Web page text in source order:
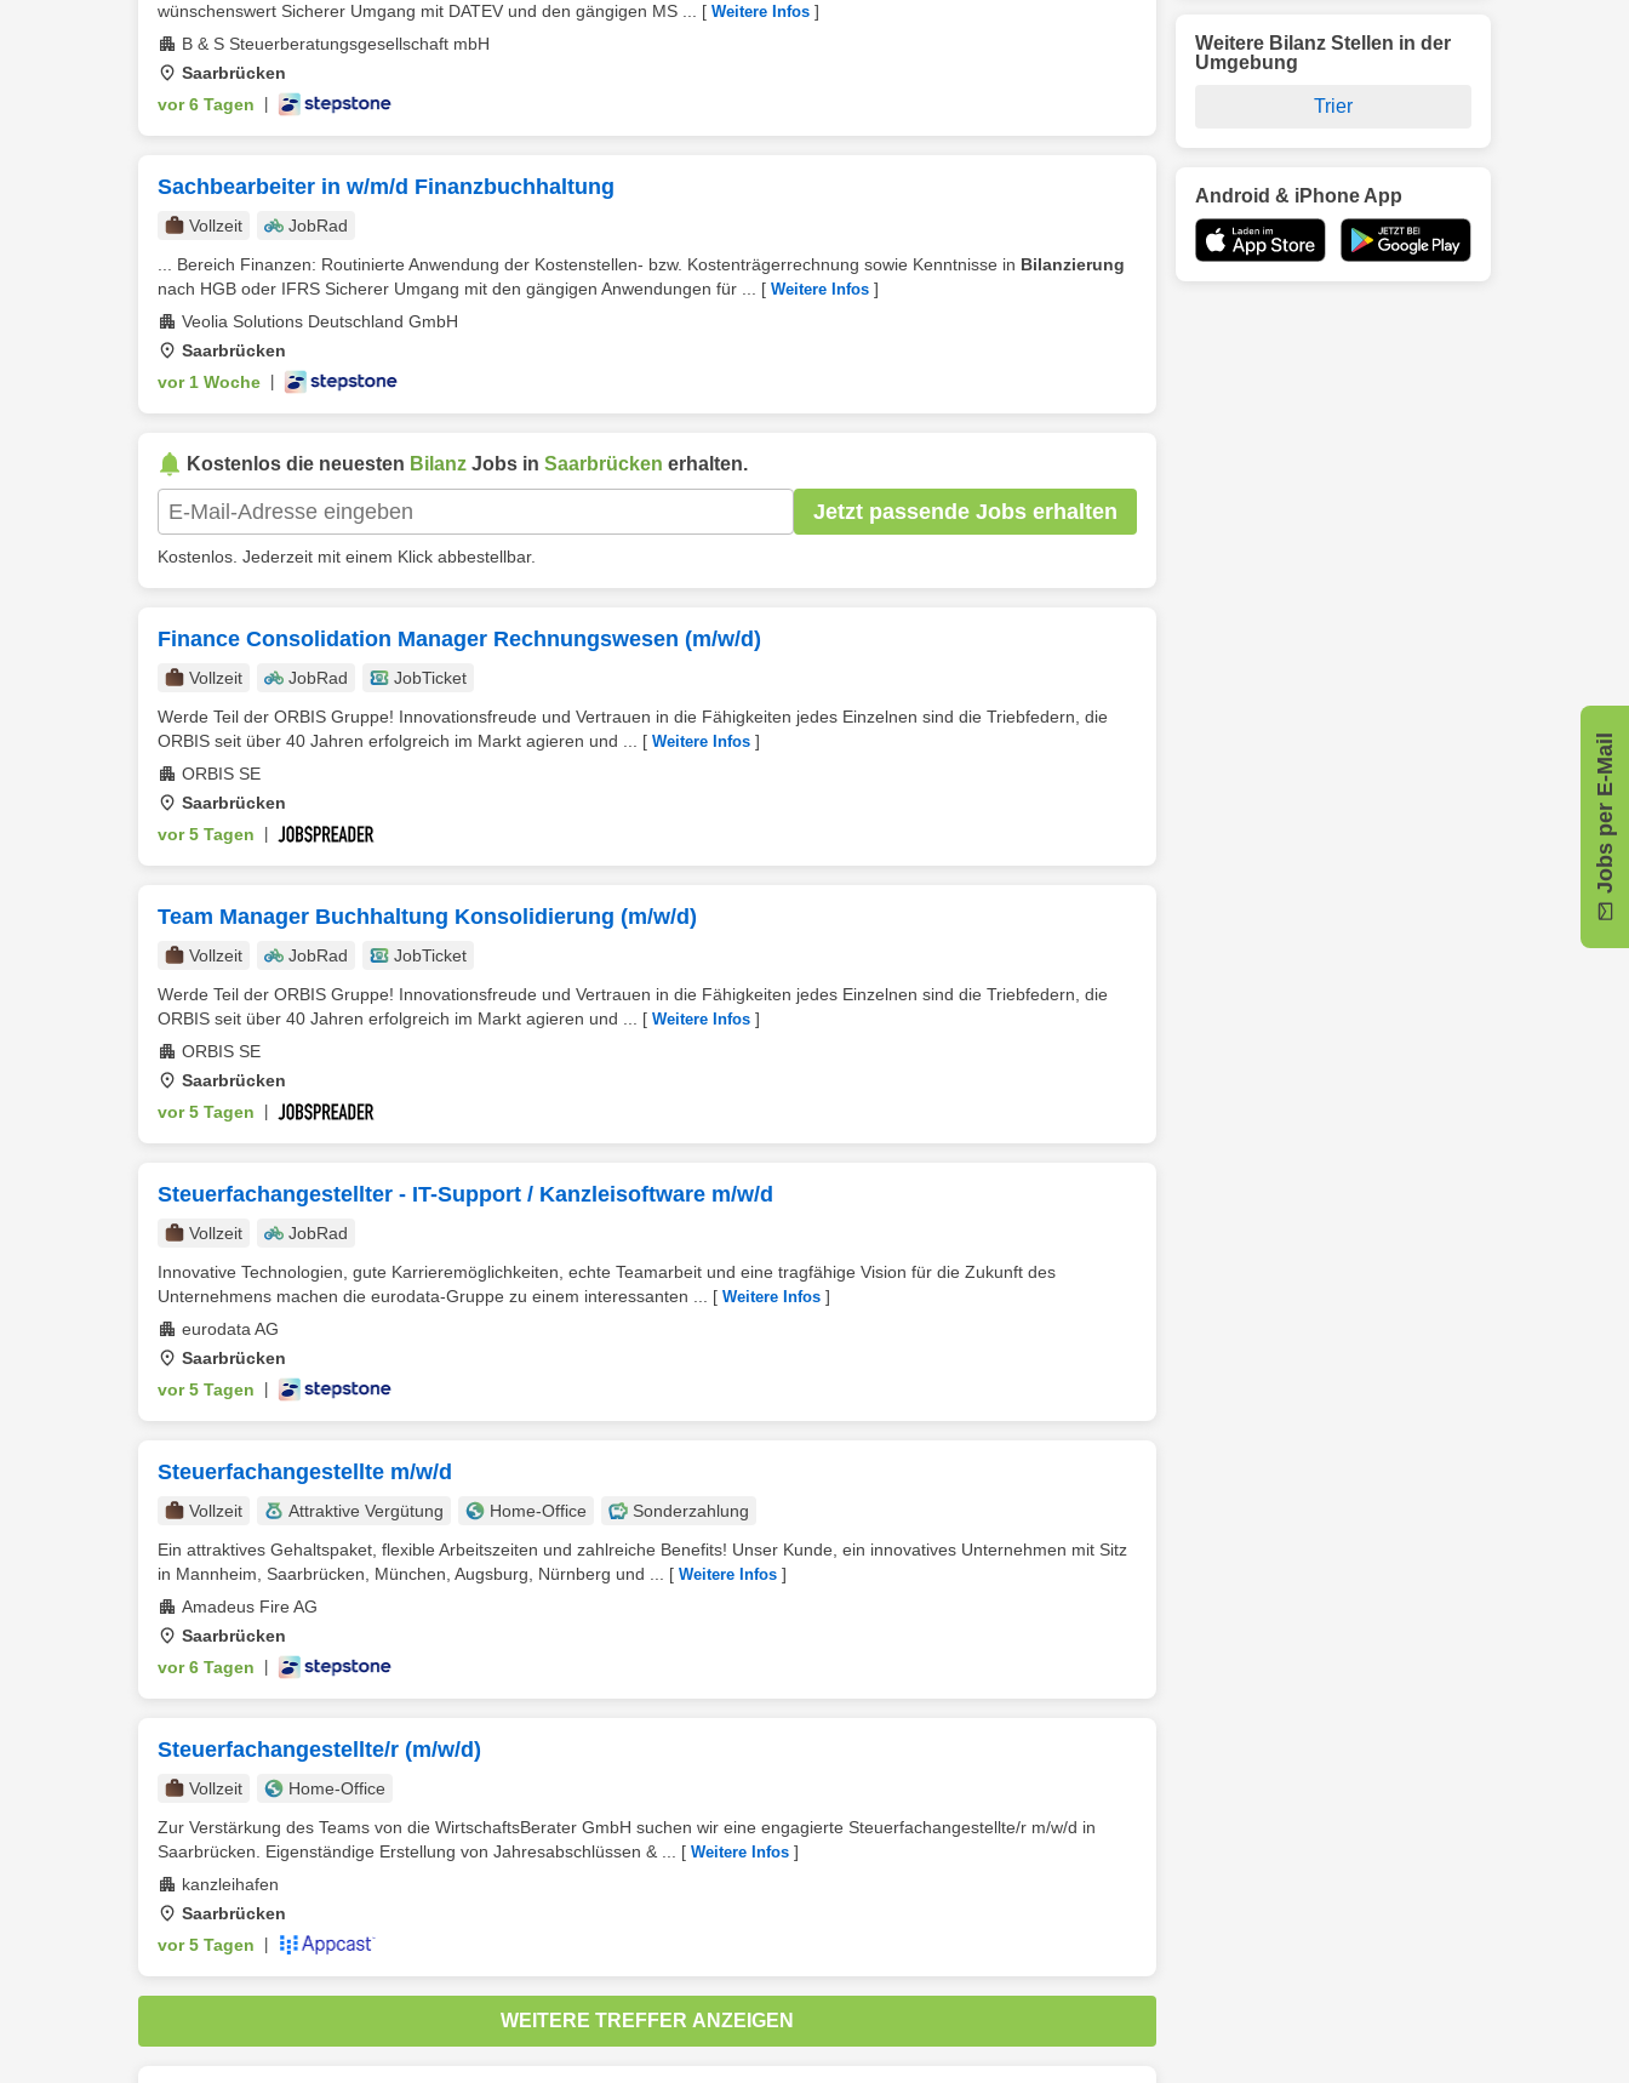
wünschenswert Sicherer Umgang mit DATEV und den gängigen MS ...
[ Weitere Infos ]
B & S Steuerberatungsgesellschaft mbH
Saarbrücken
vor 6 Tagen
Sachbearbeiter in w/m/d Finanzbuchhaltung
Vollzeit
JobRad
... Bereich Finanzen: Routinierte Anwendung der Kostenstellen- bzw. Kostenträgerrechnung sowie Kenntnisse in Bilanzierung
nach HGB oder IFRS Sicherer Umgang mit den gängigen Anwendungen für ...
[ Weitere Infos ]
Veolia Solutions Deutschland GmbH
Saarbrücken
vor 1 Woche
Kostenlos die neuesten Bilanz Jobs in Saarbrücken erhalten.
Jetzt passende Jobs erhalten
Kostenlos. Jederzeit mit einem Klick abbestellbar.
Finance Consolidation Manager Rechnungswesen (m/w/d)
Vollzeit JobRad
JobTicket
Werde Teil der ORBIS Gruppe! Innovationsfreude und Vertrauen in die Fähigkeiten jedes Einzelnen sind die Triebfedern, die
ORBIS seit über 40 Jahren erfolgreich im Markt agieren und ...
[ Weitere Infos ]
ORBIS SE
Saarbrücken
vor 5 Tagen
Team Manager Buchhaltung Konsolidierung (m/w/d)
Vollzeit JobRad
JobTicket
Werde Teil der ORBIS Gruppe! Innovationsfreude und Vertrauen in die Fähigkeiten jedes Einzelnen sind die Triebfedern, die
ORBIS seit über 40 Jahren erfolgreich im Markt agieren und ...
[ Weitere Infos ]
ORBIS SE
Saarbrücken
vor 5 Tagen
Steuerfachangestellter - IT-Support / Kanzleisoftware m/w/d
Vollzeit
JobRad
Innovative Technologien, gute Karrieremöglichkeiten, echte Teamarbeit und eine tragfähige Vision für die Zukunft des
Unternehmens machen die eurodata-Gruppe zu einem interessanten ...
[ Weitere Infos ]
eurodata AG
Saarbrücken
vor 5 Tagen
Steuerfachangestellte m/w/d
Vollzeit Attraktive Vergütung Home-Office
Sonderzahlung
Ein attraktives Gehaltspaket, flexible Arbeitszeiten und zahlreiche Benefits! Unser Kunde, ein innovatives Unternehmen mit Sitz
in Mannheim, Saarbrücken, München, Augsburg, Nürnberg und ...
[ Weitere Infos ]
Amadeus Fire AG
Saarbrücken
vor 6 Tagen
Steuerfachangestellte/r (m/w/d)
Vollzeit
Home-Office
Zur Verstärkung des Teams von die WirtschaftsBerater GmbH suchen wir eine engagierte Steuerfachangestellte/r m/w/d in
Saarbrücken. Eigenständige Erstellung von Jahresabschlüssen & ...
[ Weitere Infos ]
kanzleihafen
Saarbrücken
vor 5 Tagen
WEITERE TREFFER ANZEIGEN
Jobs per E-Mail
Weitere Bilanz Stellen in der
Umgebung
Trier
Android & iPhone App